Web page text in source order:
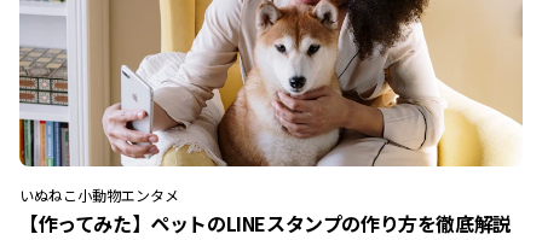
いぬねこ小動物エンタメ
【作ってみた】ペットのLINEスタンプの作り方を徹底解説